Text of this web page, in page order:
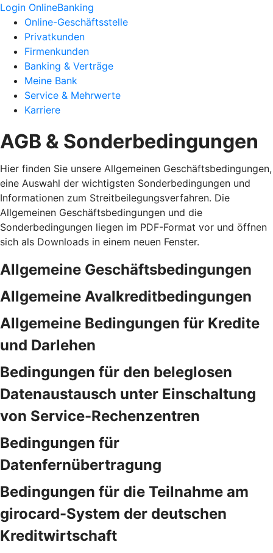
Login OnlineBanking
Online-Geschäftsstelle
Privatkunden
Firmenkunden
Banking & Verträge
Meine Bank
Service & Mehrwerte
Karriere
AGB & Sonderbedingungen
Hier finden Sie unsere Allgemeinen Geschäftsbedingungen,
eine Auswahl der wichtigsten Sonderbedingungen und
Informationen zum Streitbeilegungsverfahren. Die
Allgemeinen Geschäftsbedingungen und die
Sonderbedingungen liegen im PDF-Format vor und öffnen
sich als Downloads in einem neuen Fenster.
Allgemeine Geschäftsbedingungen
Allgemeine Avalkreditbedingungen
Allgemeine Bedingungen für Kredite
und Darlehen
Bedingungen für den beleglosen
Datenaustausch unter Einschaltung
von Service-Rechenzentren
Bedingungen für
Datenfernübertragung
Bedingungen für die Teilnahme am
girocard-System der deutschen
Kreditwirtschaft